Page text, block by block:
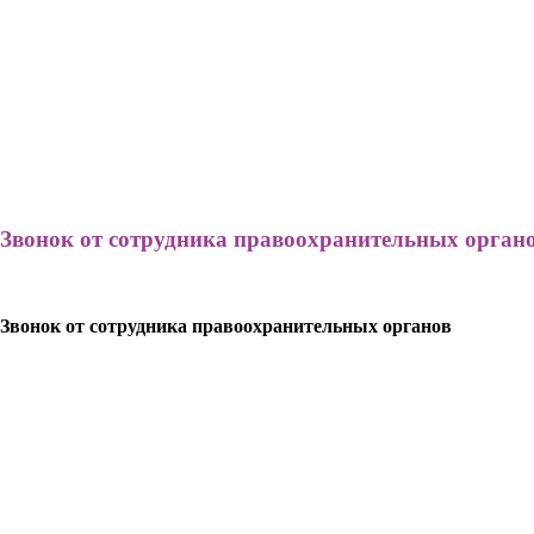
Звонок от сотрудника правоохранительных
Звонок от сотрудника правоохранительных органов